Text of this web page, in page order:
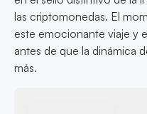
las criptomonedas. El
este emocionante viaje y
antes de que la dinámica
más.